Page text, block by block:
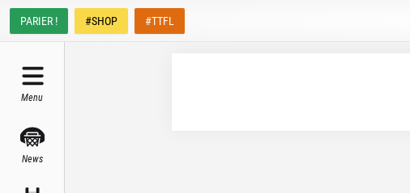
PARIER ! #SHOP #TTFL
Menu
News